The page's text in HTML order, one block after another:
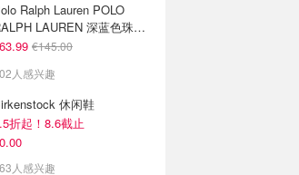
Ralph Lauren POLO
LAUREN 深蓝色珠地
Polo衫€145.00
人感兴趣
Birkenstock 休闲鞋
折起！8.6截止
人感兴趣